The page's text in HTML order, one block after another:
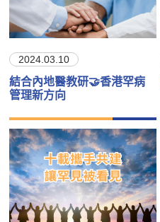
2024.03.10
結合內地醫教研🤝香港罕病
管理新方向